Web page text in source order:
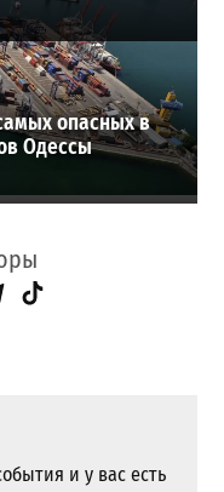
опасных в
Одессы
TikTok
и у вас есть